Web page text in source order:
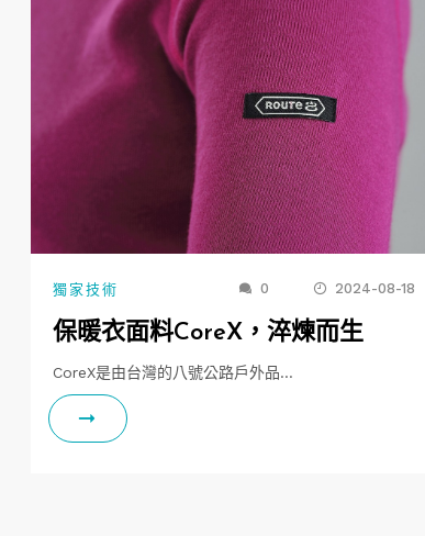
獨家技術 0 2024-08-18
保暖衣面料CoreX，淬煉而生
CoreX是由台灣的八號公路戶外品…